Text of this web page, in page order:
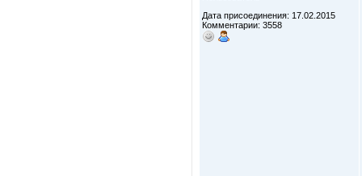
Дата присоединения: 17.02.2015
Комментарии: 3558